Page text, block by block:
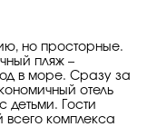
но просторные.
пляж –
в море. Сразу за
отель
детьми. Гости
всего комплекса